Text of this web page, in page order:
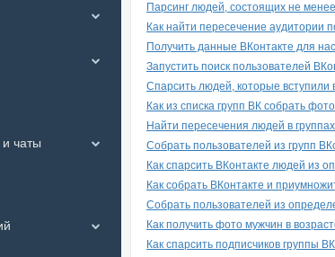
Парсинг людей, состоящих не
Как найти пересечение аудитории
Получить данные ВКонтакте для
Запустить поиск пользователей
Спарсить людей, которые
Как из списка групп ВК собрать
Найти пересечения людей в
Собрать пользователей из групп
Как спарсить ВКонтакте людей из
Как собрать ВКонтакте и
Собрать пользователей из
Как получить фото мужчин в
Как спарсить подписчиков группы
чаты